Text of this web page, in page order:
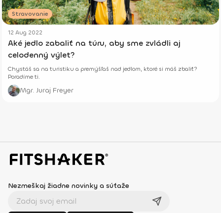
Stravovanie
12 Aug 2022
Aké jedlo zabaliť na túru, aby sme zvládli aj
celodenný výlet?
Chystáš sa na turistiku a premýšľaš nad jedlom, ktoré si máš zbaliť?
Poradíme ti.
Mgr. Juraj Freyer
Nezmeškaj žiadne novinky a súťaže